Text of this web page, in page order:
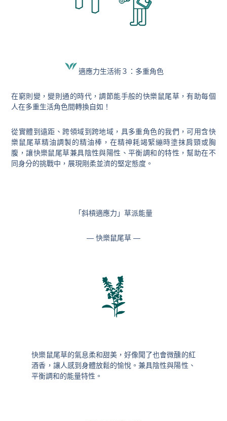
適應力生活術３：多重角色
在窮則變，變則通的時代，調節能手般的快樂鼠尾草，有助每個
人在多重生活角色間轉換自如！
從實體到遠距、跨領域到跨地域，具多重角色的我們，可用含快
樂鼠尾草精油調製的精油棒，在精神耗竭緊繃時塗抹肩頸或胸
腹，讓快樂鼠尾草兼具陰性與陽性、平衡調和的特性，幫助在不
同身分的挑戰中，展現剛柔並濟的堅定態度。
「斜槓適應力」草派能量
— 快樂鼠尾草 —
快樂鼠尾草的氣息柔和甜美，好像聞了也會微醺的紅
酒香，讓人感到身體放鬆的愉悅。兼具陰性與陽性、
平衡調和的能量特性。